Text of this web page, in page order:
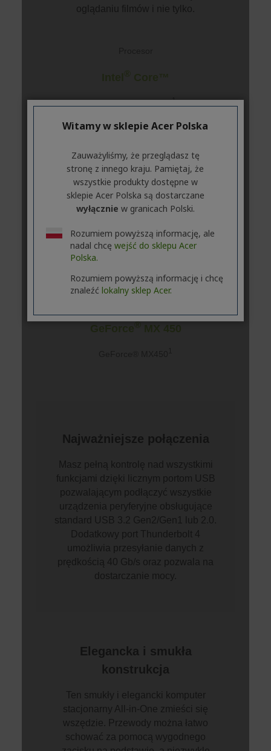
Witamy w sklepie Acer Polska
Zauważyliśmy, że przeglądasz tę
stronę z innego kraju. Pamiętaj, że
wszystkie produkty dostępne w
sklepie Acer Polska są dostarczane
wyłącznie w granicach Polski.
Rozumiem powyższą informację, ale
nadal chcę wejść do sklepu Acer
Polska.
Rozumiem powyższą informację i chcę
znaleźć lokalny sklep Acer.